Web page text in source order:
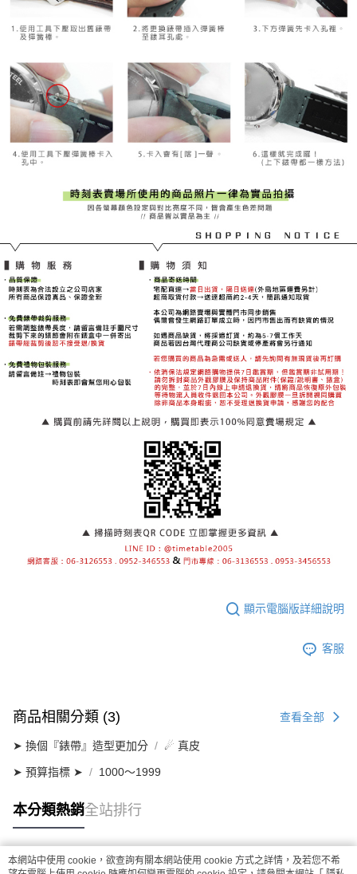
顯示電腦版詳細說明
客服
商品相關分類 (3) 查看全部
➤ 換個『錶帶』造型更加分 ☄ 真皮
➤ 預算指標 ➤ 1000～1999
本分類熱銷全站排行
本網站中使用 cookie，欲查詢有關本網站使用 cookie 方式之詳情，及若您不希